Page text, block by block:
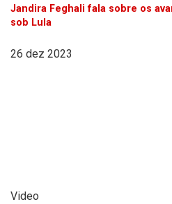
Jandira Feghali fala sobre os
sob Lula
26 dez 2023
Video